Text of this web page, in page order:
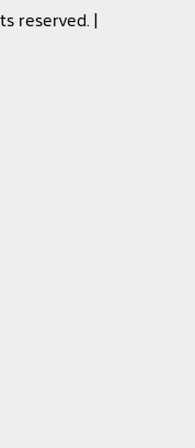
reserved. |